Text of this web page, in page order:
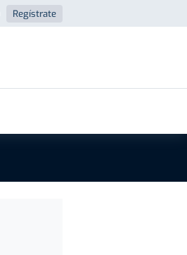
Regístrate